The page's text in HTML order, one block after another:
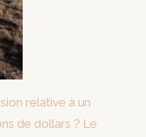
relative à un
de dollars ? Le